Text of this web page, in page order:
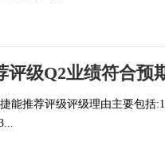
评级Q2业绩符合预
能推荐评级评级理由主要包